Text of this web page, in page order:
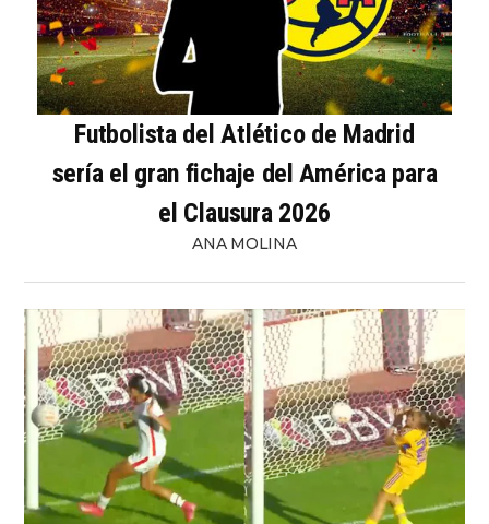
Futbolista del Atlético de Madrid
sería el gran fichaje del América para
el Clausura 2026
ANA MOLINA